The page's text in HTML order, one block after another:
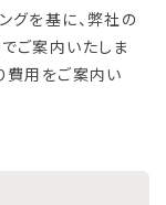
グを基に、弊社の
ご案内いたしま
費用をご案内い